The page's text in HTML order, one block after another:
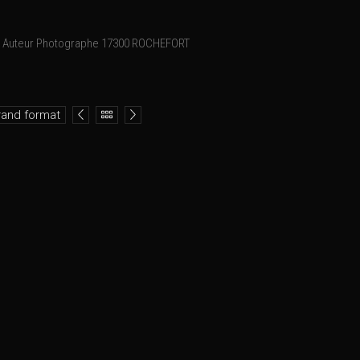
Auteur Photographe 17300 ROCHEFORT
format